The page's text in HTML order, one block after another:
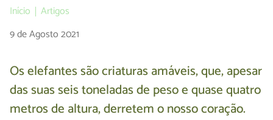
Início
Artigos
9 de Agosto 2021
Os elefantes são criaturas amáveis, que, apesar
das suas seis toneladas de peso e quase quatro
metros de altura, derretem o nosso coração.